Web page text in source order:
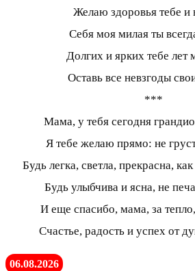
Желаю здоровья тебе и
Себя моя милая ты
Долгих и ярких тебе лет
Оставь все невзгоды
***
Мама, у тебя сегодня
Я тебе желаю прямо: не
Будь легка, светла, прекрасна,
Будь улыбчива и ясна, не
И еще спасибо, мама, за
Счастье, радость и успех от
06.08.2026